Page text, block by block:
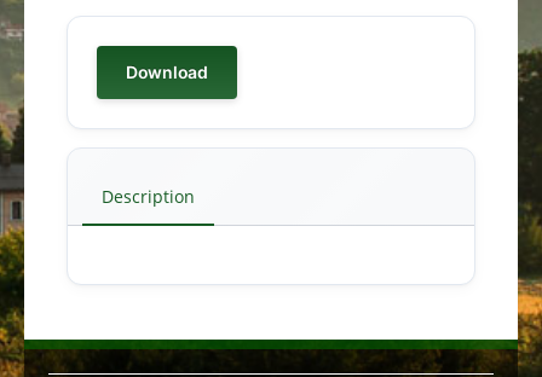
Download
Description